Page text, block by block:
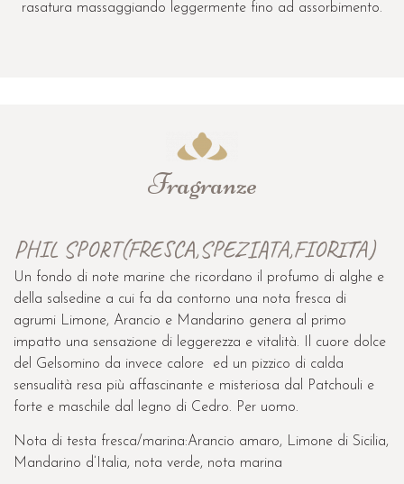
rasatura massaggiando leggermente fino ad assorbimento.
Fragranze
PHIL SPORT(FRESCA,SPEZIATA,FIORITA)
Un fondo di note marine che ricordano il profumo di alghe e
della salsedine a cui fa da contorno una nota fresca di
agrumi Limone, Arancio e Mandarino genera al primo
impatto una sensazione di leggerezza e vitalità. Il cuore dolce
del Gelsomino da invece calore ed un pizzico di calda
sensualità resa più affascinante e misteriosa dal Patchouli e
forte e maschile dal legno di Cedro. Per uomo.
Nota di testa fresca/marina:Arancio amaro, Limone di Sicilia,
Mandarino d’Italia, nota verde, nota marina